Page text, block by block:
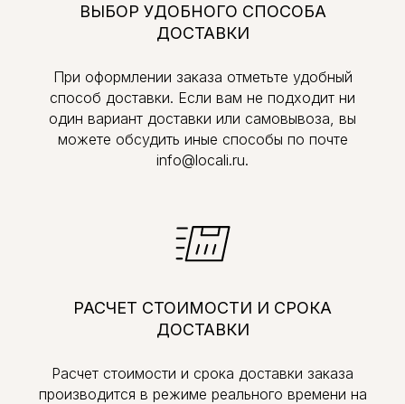
ВЫБОР УДОБНОГО СПОСОБА
ДОСТАВКИ
При оформлении заказа отметьте удобный
способ доставки. Если вам не подходит ни
один вариант доставки или самовывоза, вы
можете обсудить иные способы по почте
info@locali.ru.
РАСЧЕТ СТОИМОСТИ И СРОКА
ДОСТАВКИ
Расчет стоимости и срока доставки заказа
производится в режиме реального времени на